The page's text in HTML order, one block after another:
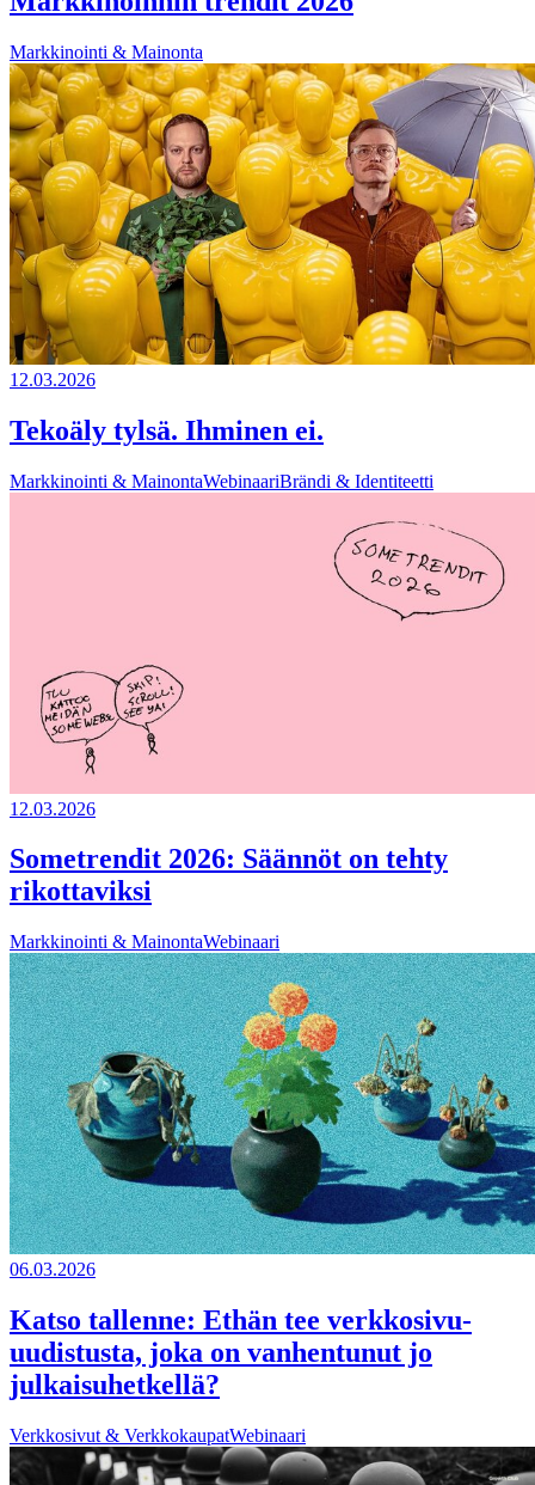
Markkinointi & Mainonta
12.03.2026
Tekoäly tylsä. Ihminen ei.
Markkinointi & MainontaWebinaariBrändi & Identiteetti
12.03.2026
Sometrendit 2026: Säännöt on tehty
rikottaviksi
Markkinointi & MainontaWebinaari
06.03.2026
Katso tallenne: Ethän tee verkkosivu-
uudistusta, joka on vanhentunut jo
julkaisuhetkellä?
Verkkosivut & VerkkokaupatWebinaari